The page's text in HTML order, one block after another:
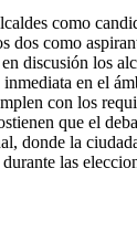
como
dos como
discusión los
en el
con los
que el
donde la
las